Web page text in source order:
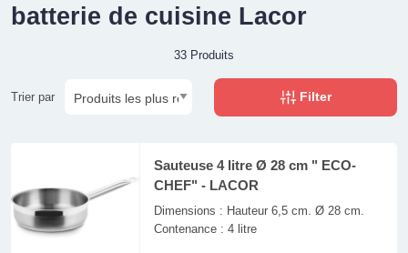
batterie de cuisine Lacor
33 Produits
Trier par Filter
Sauteuse 4 litre Ø 28 cm " ECO-
CHEF" - LACOR
Dimensions : Hauteur 6,5 cm. Ø 28 cm.
Contenance : 4 litre